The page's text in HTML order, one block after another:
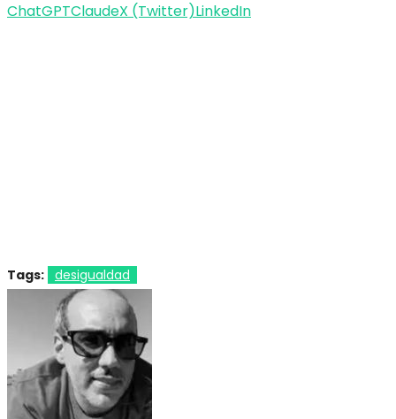
ChatGPTClaudeX (Twitter)LinkedIn
Tags: desigualdad